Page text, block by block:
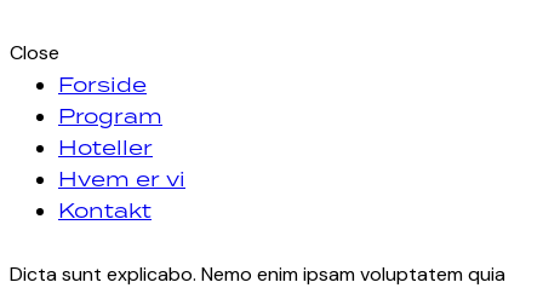
Close
Forside
Program
Hoteller
Hvem er vi
Kontakt
facebook-
instagram
Dicta sunt explicabo. Nemo enim ipsam voluptatem quia